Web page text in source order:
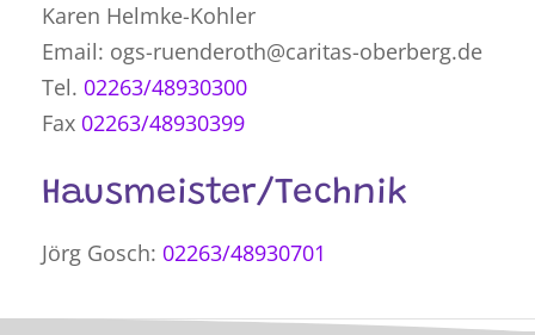
Karen Helmke-Kohler
​​​​​​Email: ogs-ruenderoth@caritas-oberberg.de
Tel. 02263/48930300
Fax 02263/48930399
Hausmeister/Technik
Jörg Gosch: 02263/48930701